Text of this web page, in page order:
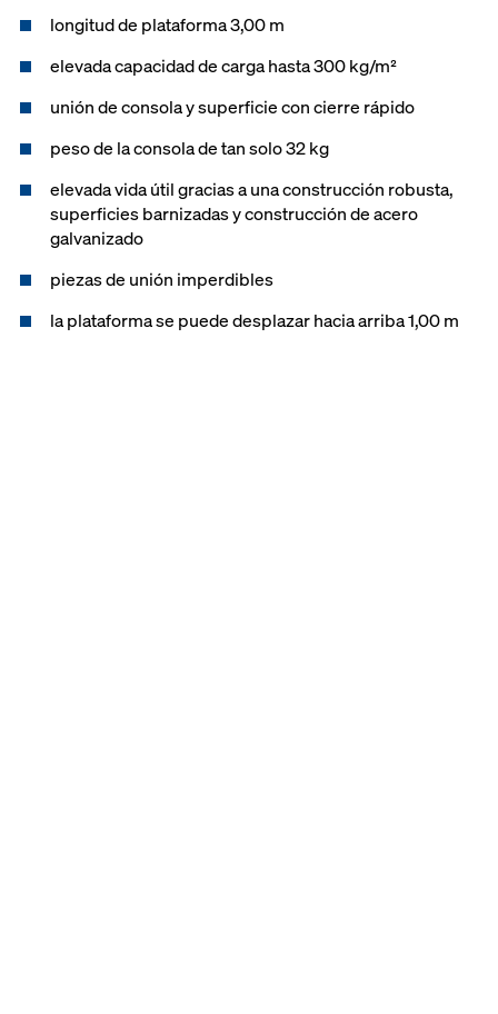
paso seguro en las esquinas con la
galardonado con el “Safety Award”
de la “European Agency for Safety
and Health at Work”
longitud de plataforma 3,00 m
elevada capacidad de carga hasta 300 kg/m²
unión de consola y superficie con cierre rápido
peso de la consola de tan solo 32 kg
elevada vida útil gracias a una construcción robusta,
superficies barnizadas y construcción de acero
galvanizado
piezas de unión imperdibles
la plataforma se puede desplazar hacia arriba 1,00 m